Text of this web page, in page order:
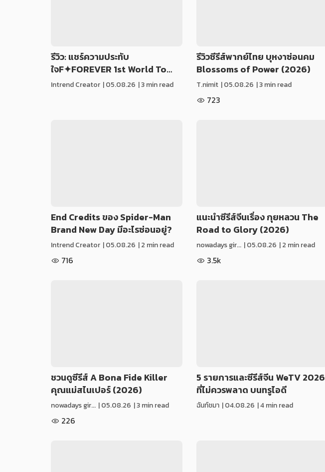
รีวิว: แชร์ความประทับ
ใจF✦FOREVER 1st World To…
Intrend Creator |05.08.26 | 3 min read
รีวิวซีรีส์พากย์ไทย บุหงาซ่อนคม
Blossoms of Power (2026)
T.nimit |05.08.26 | 3 min read
723
End Credits ของ Spider-Man
Brand New Day มีอะไรซ่อนอยู่?
Intrend Creator |05.08.26 | 2 min read
716
แนะนำซีรีส์จีนเรื่อง กุยหลวน The
Road to Glory (2026)
nowadays gir... |05.08.26 | 2 min read
3.5k
ชวนดูซีรีส์ A Bona Fide Killer
คุณแม่สไนเปอร์ (2026)
nowadays gir... |05.08.26 | 3 min read
226
5 รายการและซีรีส์จีน WeTV 2026
ที่ไม่ควรพลาด บนทรูไอดี
ฉันท์ชมา |04.08.26 | 4 min read